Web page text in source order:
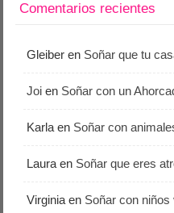
Comentarios recientes
Gleiber en Soñar que tu
Joi en Soñar con un
Karla en Soñar con
Laura en Soñar que eres
Virginia en Soñar con niños